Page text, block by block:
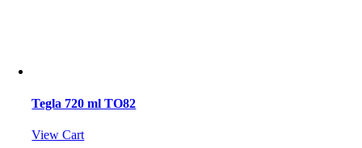
Tegla 720 ml TO82
View Cart